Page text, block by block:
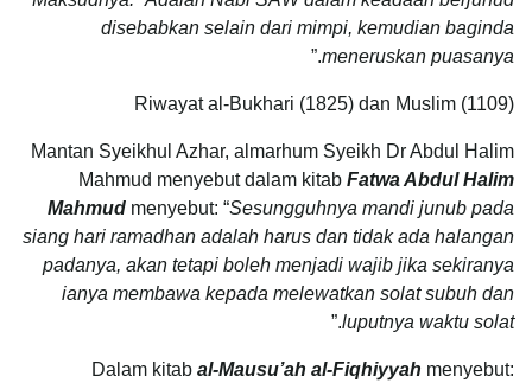
disebabkan selain dari mimpi, kemudian baginda
meneruskan puasanya
.”
Riwayat al-Bukhari (1825) dan Muslim (1109)
Mantan Syeikhul Azhar, almarhum Syeikh Dr Abdul Halim
Mahmud menyebut dalam kitab Fatwa Abdul Halim
Mahmud menyebut: “Sesungguhnya mandi junub pada
siang hari ramadhan adalah harus dan tidak ada halangan
padanya, akan tetapi boleh menjadi wajib jika sekiranya
ianya membawa kepada melewatkan solat subuh dan
luputnya waktu solat
.”
Dalam kitab al-Mausu’ah al-Fiqhiyyah menyebut: